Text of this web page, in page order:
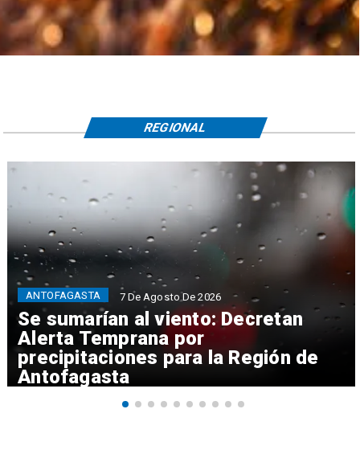
Se sumarían al viento: Decretan
Alerta Temprana por
precipitaciones para la Región de
Antofagasta
ANTOFAGASTA 7 De Agosto De 2026
REGIONAL